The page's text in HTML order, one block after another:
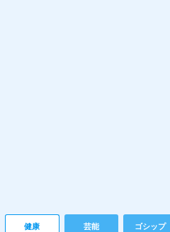
健康 芸能 ゴシップ